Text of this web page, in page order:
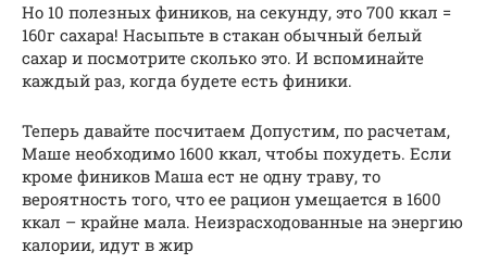
Но 10 полезных фиников, на секунду, это 700 ккал =
160г сахара! Насыпьте в стакан обычный белый
сахар и посмотрите сколько это. И вспоминайте
каждый раз, когда будете есть финики.
Теперь давайте посчитаем Допустим, по расчетам,
Маше необходимо 1600 ккал, чтобы похудеть. Если
кроме фиников Маша ест не одну траву, то
вероятность того, что ее рацион умещается в 1600
ккал – крайне мала. Неизрасходованные на энергию
калории, идут в жир